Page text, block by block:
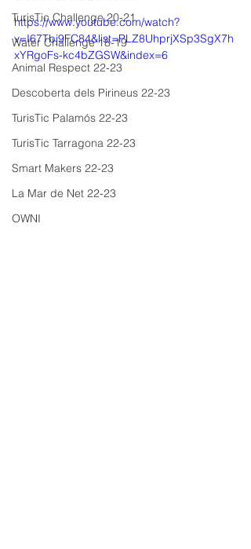
TurisTic Challenge 20-21
Water Challenge 18-19
Animal Respect 22-23
Descoberta dels Pirineus 22-23
TurisTic Palamós 22-23
TurisTic Tarragona 22-23
Smart Makers 22-23
La Mar de Net 22-23
OWNI
https://www.youtube.com/watch?
v=I67Tbj9FC84&list=PLZ8UhprjXSp3SgX7h
xYRgoFs-kc4bZGSW&index=6